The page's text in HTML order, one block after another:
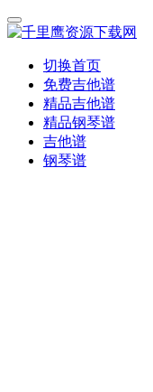
切换首页
免费吉他谱
精品吉他谱
精品钢琴谱
吉他谱
钢琴谱